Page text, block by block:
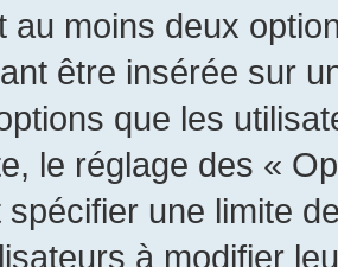
au moins deux
être insérée sur
que les
le réglage des «
spécifier une limite
à modifier